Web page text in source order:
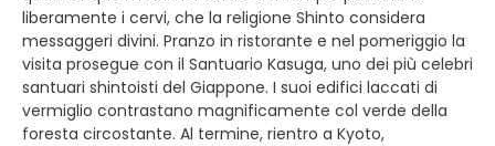
liberamente i cervi, che la religione Shinto considera
messaggeri divini. Pranzo in ristorante e nel pomeriggio la
visita prosegue con il Santuario Kasuga, uno dei più celebri
santuari shintoisti del Giappone. I suoi edifici laccati di
vermiglio contrastano magnificamente col verde della
foresta circostante. Al termine, rientro a Kyoto,